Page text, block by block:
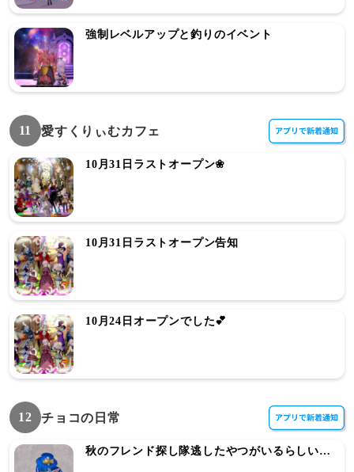
強制レベルアップと釣りのイベント
11 愛すくりぃむカフェ
10月31日ラストオープン❀
10月31日ラストオープン告知
10月24日オープンでした💕
12 チョコの日常
秋のフレンド探し隊逃したやつがいるらしい…